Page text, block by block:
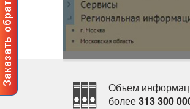
Объем
олее313 300